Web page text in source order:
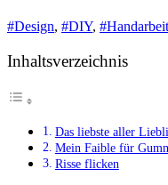
#Design, #DIY, #Handarbeit
Inhaltsverzeichnis
Das liebste aller
Mein Faible für
Risse flicken